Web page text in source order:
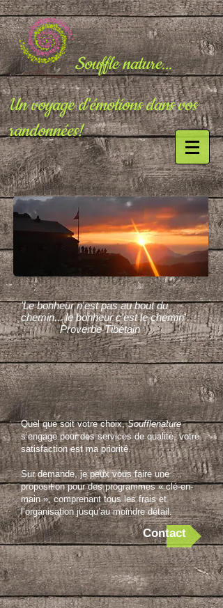
Souffle nature...
Un voyage d'émotions dans vos
randonnées!
'Le bonheur n'est pas au bout du
chemin... le bonheur c'est le chemin'
Proverbe Tibétain
Quel que soit votre choix,Soufflenature
s’engage pour des services de qualité, votre
satisfaction est ma priorité.
Sur demande, je peux vous faire une
proposition pour des programmes « clé-en-
main », comprenant tous les frais et
l’organisation jusqu’au moindre détail.
Contact